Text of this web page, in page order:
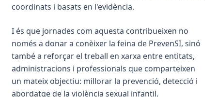
coordinats i basats en l'evidència.
I és que jornades com aquesta contribueixen no
només a donar a conèixer la feina de PrevenSI, sinó
també a reforçar el treball en xarxa entre entitats,
administracions i professionals que comparteixen
un mateix objectiu: millorar la prevenció, detecció i
abordatge de la violència sexual infantil.